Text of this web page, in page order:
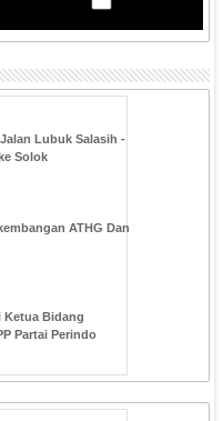
Lubuk Salasih -
Solok
ATHG Dan
Ketua Bidang
Partai Perindo